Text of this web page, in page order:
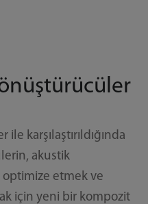
karşılaştırıldığında
akustik
etmek ve
için yeni bir kompozit